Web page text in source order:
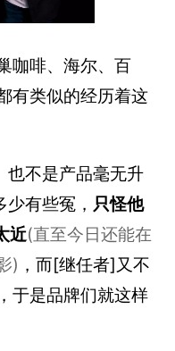
咖啡、海尔、百
有类似的经历着这
也不是产品毫无升
有些冤， 只怪他
近(直至今日还能在
) ，而[继任者]又不
于是品牌们就这样